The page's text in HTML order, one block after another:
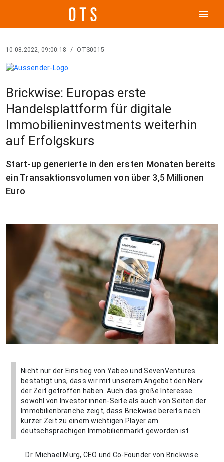
menu
10.08.2022, 09:00:18 / OTS0015
Brickwise: Europas erste
Handelsplattform für digitale
Immobilieninvestments weiterhin
auf Erfolgskurs
Start-up generierte in den ersten Monaten bereits
ein Transaktionsvolumen von über 3,5 Millionen
Euro
Nicht nur der Einstieg von Yabeo und SevenVentures
bestätigt uns, dass wir mit unserem Angebot den Nerv
der Zeit getroffen haben. Auch das große Interesse
sowohl von Investor:innen-Seite als auch von Seiten der
Immobilienbranche zeigt, dass Brickwise bereits nach
kurzer Zeit zu einem wichtigen Player am
deutschsprachigen Immobilienmarkt geworden ist.
Dr. Michael Murg, CEO und Co-Founder von Brickwise